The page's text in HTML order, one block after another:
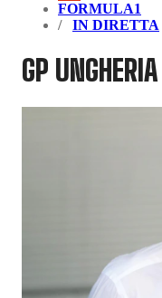
FORMULA1
IN DIRETTA
GP UNGHERIA